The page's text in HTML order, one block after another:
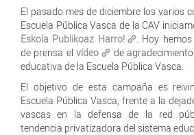
El pasado mes de diciembre los varios
Escuela Pública Vasca de la CAV
Eskola Publikoaz Harro!
. Hoy
de prensa elvídeo
de
educativa de la Escuela Pública Vasca.
El objetivo de esta campaña es
Escuela Pública Vasca, frente a la
vascas en la defensa de la red
tendencia privatizadora del sistema